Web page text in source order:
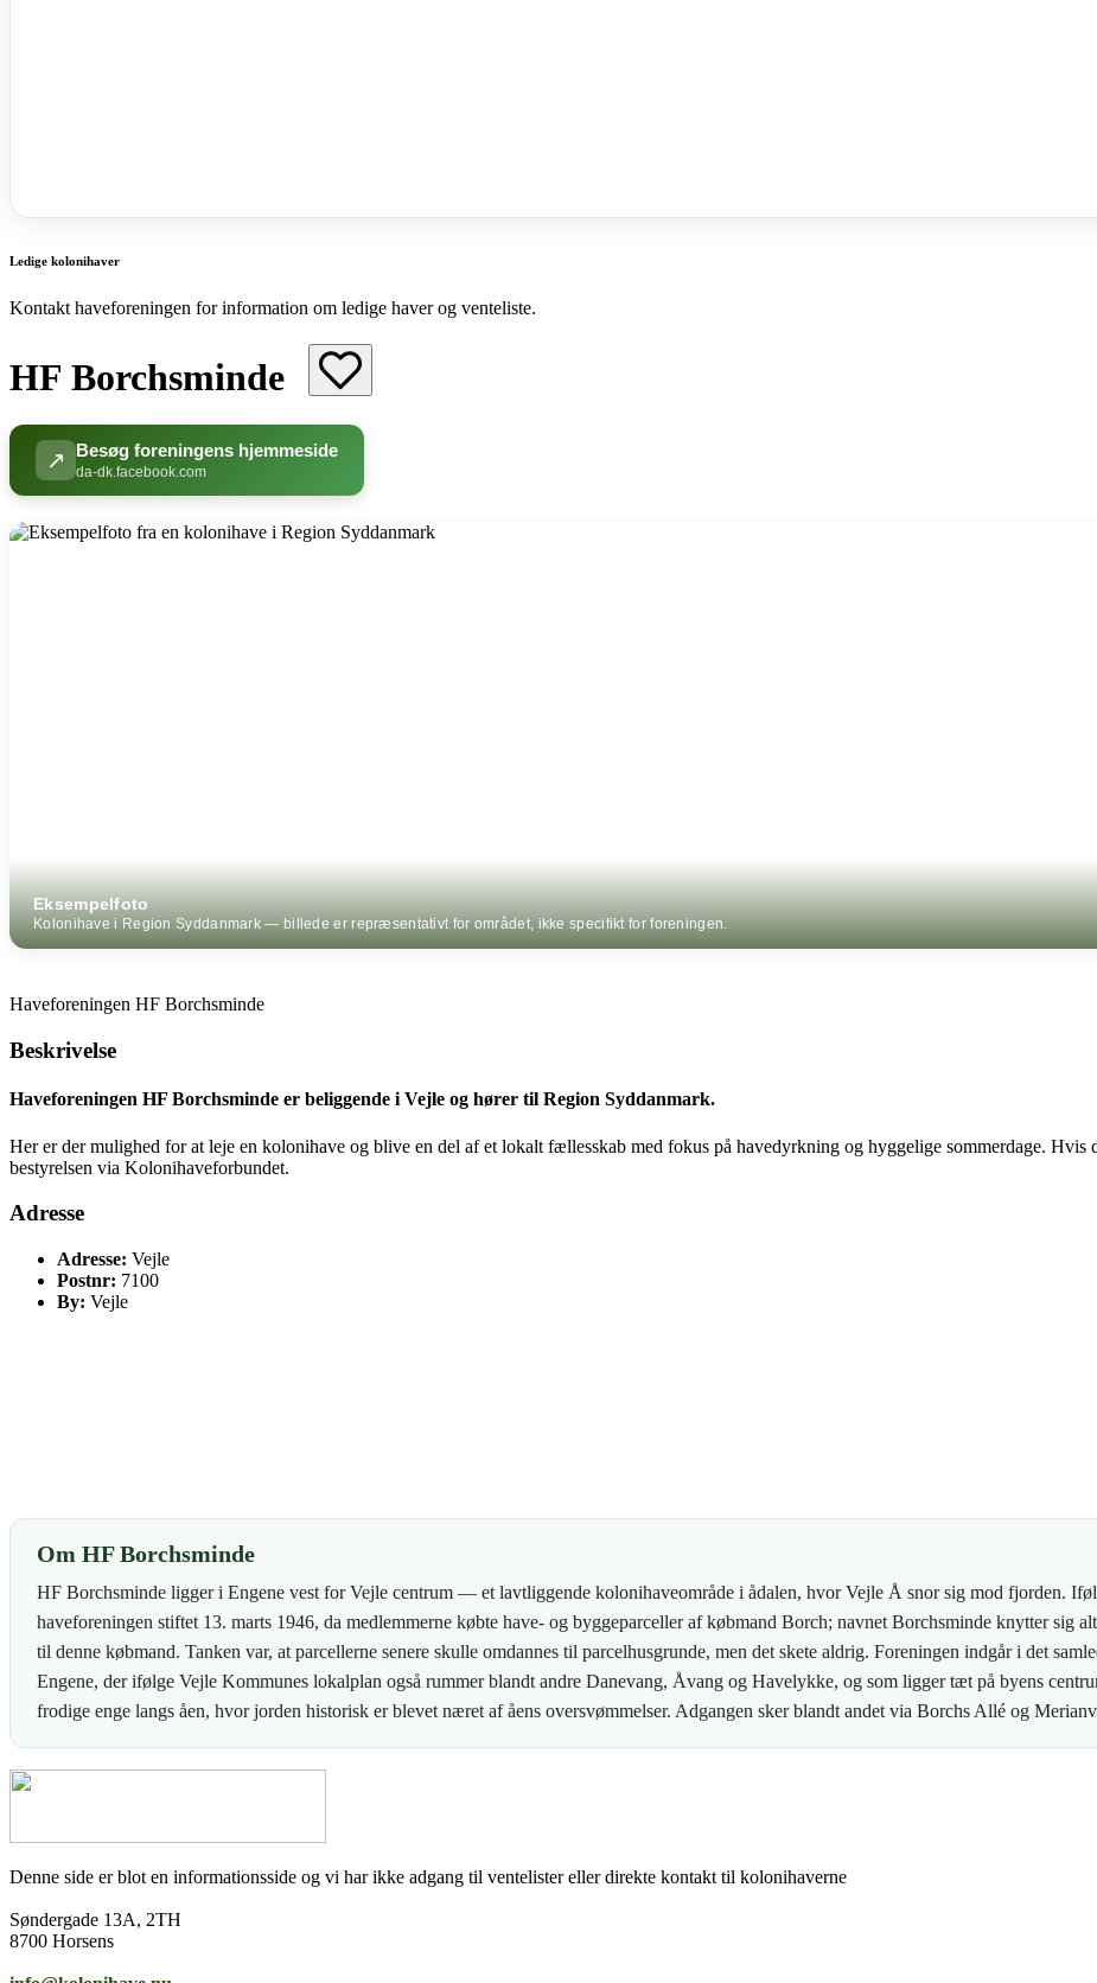
Ledige kolonihaver
Kontakt haveforeningen for information om ledige haver og venteliste.
HF Borchsminde
↗ Besøg foreningens hjemmeside
da-dk.facebook.com
Eksempelfoto
Kolonihave i Region Syddanmark — billede er repræsentativt for området, ikke specifikt for foreningen.
Haveforeningen HF Borchsminde
Beskrivelse
Haveforeningen HF Borchsminde er beliggende i Vejle og hører til Region Syddanmark.
Her er der mulighed for at leje en kolonihave og blive en del af et lokalt fællesskab med fokus på havedyrkning og hyggelige sommerdage. Hvis
bestyrelsen via Kolonihaveforbundet.
Adresse
Adresse: Vejle
Postnr: 7100
By: Vejle
Om HF Borchsminde
HF Borchsminde ligger i Engene vest for Vejle centrum — et lavtliggende kolonihaveområde i ådalen, hvor Vejle Å snor sig mod fjorden.
haveforeningen stiftet 13. marts 1946, da medlemmerne købte have- og byggeparceller af købmand Borch; navnet Borchsminde knytter sig
til denne købmand. Tanken var, at parcellerne senere skulle omdannes til parcelhusgrunde, men det skete aldrig. Foreningen indgår i det
Engene, der ifølge Vejle Kommunes lokalplan også rummer blandt andre Danevang, Åvang og Havelykke, og som ligger tæt på byens
frodige enge langs åen, hvor jorden historisk er blevet næret af åens oversvømmelser. Adgangen sker blandt andet via Borchs Allé og
Denne side er blot en informationsside og vi har ikke adgang til ventelister eller direkte kontakt til kolonihaverne
Søndergade 13A, 2TH
8700 Horsens